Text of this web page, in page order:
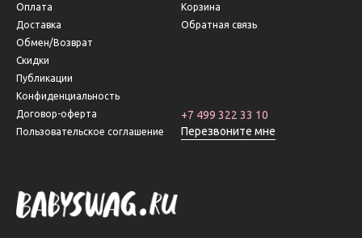
Оплата
Доставка
Обмен/Возврат
Скидки
Публикации
Конфиденциальность
Договор-оферта
Пользовательское соглашение
Корзина
Обратная связь
+7 499 322 33 10
Перезвоните мне